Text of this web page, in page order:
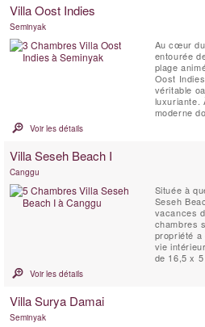
vacances
Villa Oost Indies
Seminyak
Au cœur du
entourée
plage
Oost
véritable
luxuriante.
moderne
Voir les détails
Villa Seseh Beach I
Canggu
Située à
Seseh
vacances
chambres
propriété a
vie
de 16,5 x
coucher
de
par le
Voir les détails
Villa Surya Damai
Seminyak